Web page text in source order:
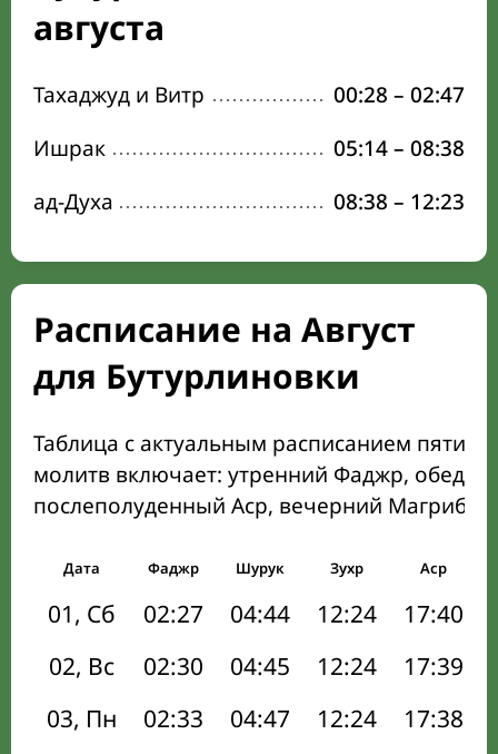
августа
Тахаджуд и Витр 00:28 – 02:47
Ишрак
05:14– 08:38
ад-Духа
08:38 – 12:23
Расписание на Август
для Бутурлиновки
Таблица с актуальным расписанием пяти
молитв включает: утренний Фаджр,
послеполуденный Аср, вечерний Магриб
Дата Фаджр Шурук Зухр Аср
01, Сб 02:27 04:44 12:24 17:40
02, Вс
02:30 04:45 12:24 17:39
03, Пн
02:33 04:47 12:24 17:38